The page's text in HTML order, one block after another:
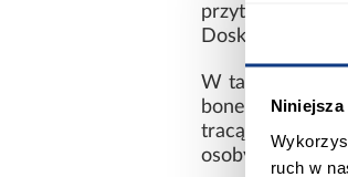
ruch w
przytulności.
Doskonale
W tapczanie
bonellowe są
tracąc swoich
osoby, a także